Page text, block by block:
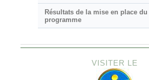
Résultats de la mise en place du
programme
VISITER LE